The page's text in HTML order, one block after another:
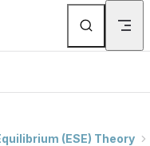
(ESE) Theory